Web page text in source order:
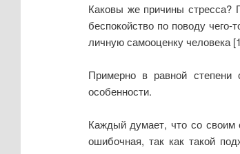
Каковы же причины стресса?
беспокойство по поводу
личную самооценку человека
Примерно в равной
особенности.
Каждый думает, что со своим
ошибочная, так как такой